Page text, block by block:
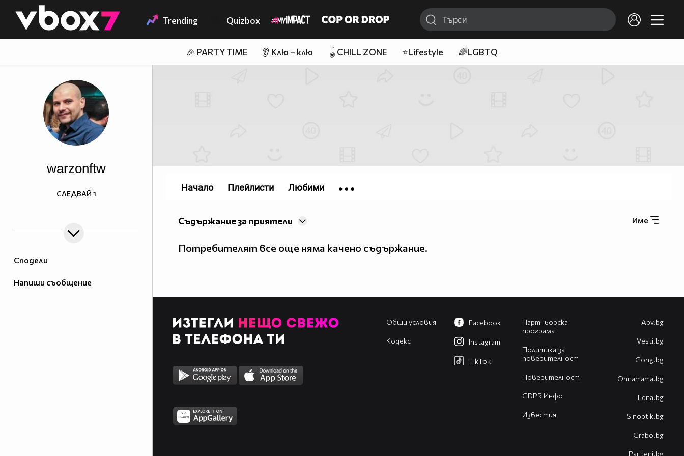
👾 Trending Quizbox
🎉 PARTY TIME 👂 Клю – клю 🪀CHILL ZONE ⭐Lifestyle 🌈LGBTQ
Сподели
Напиши съобщение
warzonftw
СЛЕДВАЙ 1
Име
Съдържание за приятели
Потребителят все още няма качено съдържание.
Начало Плейлисти Любими
Общи условия
Кодекс
Партньорска
програма
Политика за
поверителност
Поверителност
GDPR Инфо
Известия
Facebook
Instagram
TikTok
Abv.bg
Vesti.bg
Gong.bg
Оhnamama.bg
Edna.bg
Sinoptik.bg
Grabo.bg
Pariteni.bg